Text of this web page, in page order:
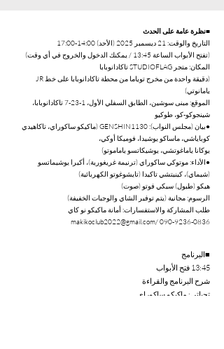
■نظرة عامة على الحدث
التاريخ والوقت: 21 ديسمبر 2025 (الأحد) 14:00-17:00
(تفتح الأبواب الساعة 13:45 / يمكنك الدخول والخروج في أي وقت)
المكان: متجر STUDIOFLAG تاكادانوبابا
(دقيقة واحدة من مخرج توياما من محطة تاكادانوبابا على خط JR
يامانوتي)
الموقع: مبنى سوشين، الطابق السفلي الأول، 1-23-7 تاكادانوبابا،
شينجوكو-كو، طوكيو
●بيان (مجلس النواب): GENSHIN1130 (ماكيكو ساكوراي، تاكاهيدي
كوباياشي، ماساكو يوشيدا، فوميكا أوكي،
يوكانا ياماغوتشي، يوشيكاتسو ياماموتو)
●الأداء: موتوكي ساكوراي (ترنيمة غريغورية)، أكيرا يوشيماتسو
(شيماي)، كينيتشي تاكيدا (تايشوغوتو الكهربائية)
هيكو (طبول) سيكي فوتو (صوت)
الرسوم: مجانية (يتم توفير الشاي والوجبات الخفيفة)
طلب المشاركة والاستفسارات: أمانة ماكيكو نو كاي
makikoclub2022@gmail.com/090-9236-0836
■البرنامج
13:45 فتح الأبواب
شرح البرنامج والقراءة
تحياتي: ماكيكو ساكوراي